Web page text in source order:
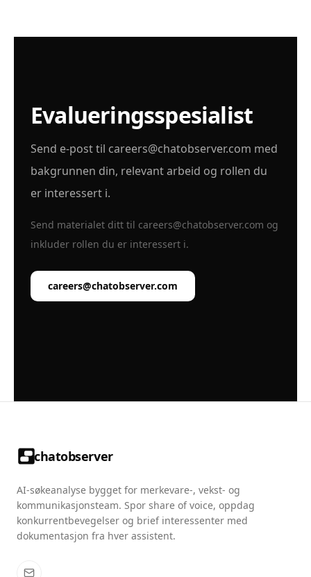
Evalueringsspesialist
Send e-post til careers@chatobserver.com med
bakgrunnen din, relevant arbeid og rollen du
er interessert i.
Send materialet ditt til careers@chatobserver.com og
inkluder rollen du er interessert i.
careers@chatobserver.com
chatobserver
AI-søkeanalyse bygget for merkevare-, vekst- og
kommunikasjonsteam. Spor share of voice, oppdag
konkurrentbevegelser og brief interessenter med
dokumentasjon fra hver assistent.